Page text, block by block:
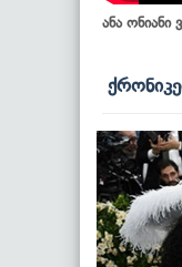
ანა ონიანი